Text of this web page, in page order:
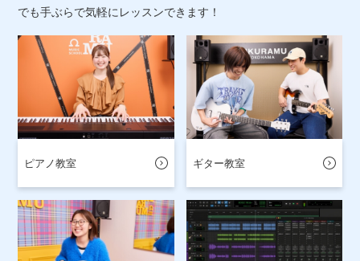
でも手ぶらで気軽にレッスンできます！
ピアノ教室 ギター教室